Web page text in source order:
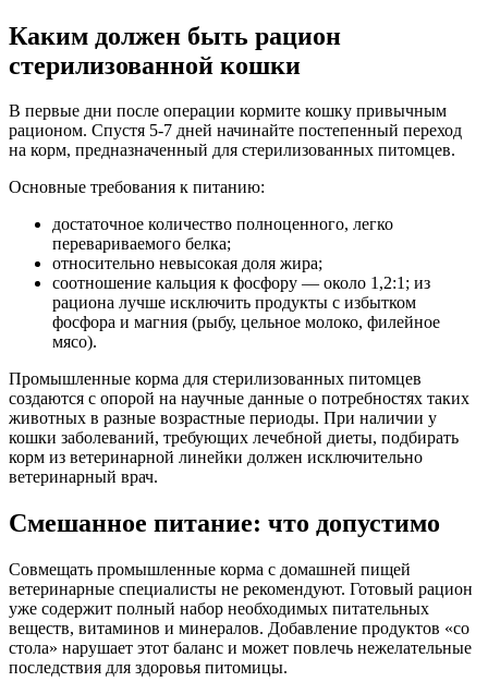
Каким должен быть рацион
стерилизованной кошки
В первые дни после операции кормите кошку привычным
рационом. Спустя 5-7 дней начинайте постепенный переход
на корм, предназначенный для стерилизованных питомцев.
Основные требования к питанию:
достаточное количество полноценного, легко
перевариваемого белка;
относительно невысокая доля жира;
соотношение кальция к фосфору — около 1,2:1; из
рациона лучше исключить продукты с избытком
фосфора и магния (рыбу, цельное молоко, филейное
мясо).
Промышленные корма для стерилизованных питомцев
создаются с опорой на научные данные о потребностях таких
животных в разные возрастные периоды. При наличии у
кошки заболеваний, требующих лечебной диеты, подбирать
корм из ветеринарной линейки должен исключительно
ветеринарный врач.
Смешанное питание: что допустимо
Совмещать промышленные корма с домашней пищей
ветеринарные специалисты не рекомендуют. Готовый рацион
уже содержит полный набор необходимых питательных
веществ, витаминов и минералов. Добавление продуктов «со
стола» нарушает этот баланс и может повлечь нежелательные
последствия для здоровья питомицы.